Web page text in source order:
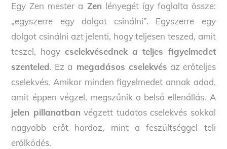
Egy Zen mester a Zen lényegét így foglalta össze:
„egyszerre egy dolgot csinálni”. Egyszerre egy
dolgot csinálni azt jelenti, hogy teljesen teszed, amit
teszel, hogycselekvésednek a teljes figyelmedet
szenteled. Ez a megadásos cselekvés az erőteljes
cselekvés. Amikor minden figyelmedet annak adod,
amit éppen végzel, megszűnik a belső ellenállás. A
jelen pillanatban végzett tudatos cselekvés sokkal
nagyobb erőt hordoz, mint a feszültséggel teli
erőlködés.